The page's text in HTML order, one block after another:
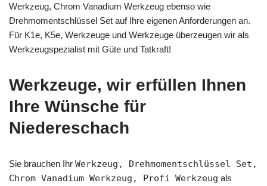
Werkzeug, Chrom Vanadium Werkzeug ebenso wie
Drehmomentschlüssel Set auf Ihre eigenen Anforderungen an.
Für K1e, K5e, Werkzeuge und Werkzeuge überzeugen wir als
Werkzeugspezialist mit Güte und Tatkraft!
Werkzeuge, wir erfüllen Ihnen
Ihre Wünsche für
Niedereschach
Sie brauchen Ihr Werkzeug, Drehmomentschlüssel Set,
Chrom Vanadium Werkzeug, Profi Werkzeug als